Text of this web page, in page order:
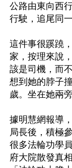
公路由東向西
行駛，追尾同
這件事很蹊蹺
家，按理來說
該是司機，而
想到她的脖子
歲。坐在她兩
據明慧網報導
局長後，積極
很多法輪功學
府大院散發真